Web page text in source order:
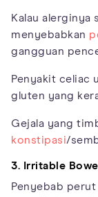
Kalau alerginya
menyebabkan
gangguan
Penyakit celiac
gluten yang
Gejala yang
konstipasi/
3. Irritable
Penyebab